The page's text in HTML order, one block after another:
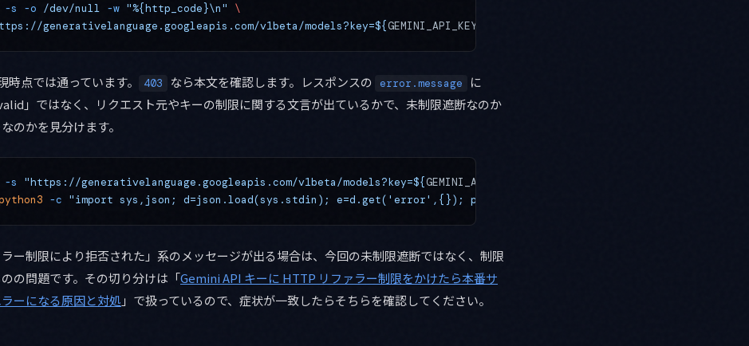
-s -o /dev/null -w "%{http_code}\n"
\
generativelanguage.googleapis.com/v1beta/models?key=${
GEMINI_API_KEY
時点では通っています。 403 なら本文を確認します。レスポンスの error.message
に
」ではなく、リクエスト元やキーの制限に関する文言が出ているかで、未制限遮断なのか
のかを見分けます。
-s "https://generativelanguage.googleapis.com/v1beta/models?key=${GEMINI_API_KEY
-c "import sys,json; d=json.load(sys.stdin); e=d.get('error',{}); print(e.get('status'), '|',
ー制限により拒否された」系のメッセージが出る場合は、今回の未制限遮断ではなく、制限
の問題です。その切り分けは「Gemini API キーに HTTP リファラー制限をかけたら本番サ
ーになる原因と対処 」で扱っているので、症状が一致したらそちらを確認してください。